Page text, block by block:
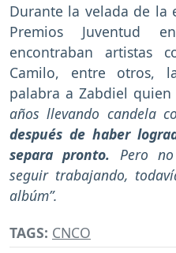
Durante la velada de la
Premios Juventud
encontraban artistas
Camilo, entre otros,
palabra a Zabdiel quien
años llevando candela
después de haber
separa pronto. Pero
seguir trabajando,
albúm”.
TAGS: CNCO